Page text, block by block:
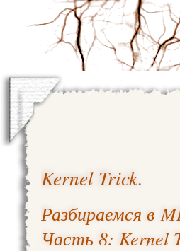
Kernel Trick.
Разбираемся в
Часть 8: Kernel